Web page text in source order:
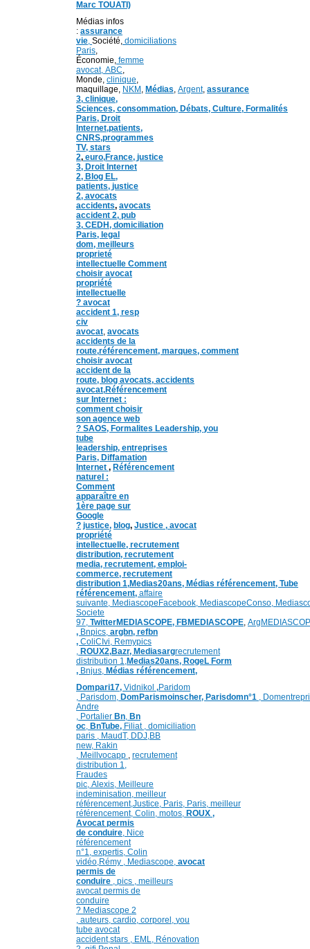
Marc TOUATI)
Médias infos
: assurance
vie Société, domiciliations
Paris
Économie, femme
avocat, ABC
Monde, clinique
maquillage, NKM Médias Argent, assurance
3, clinique,
Sciences, consommation, Débats, Culture, Formalités
Paris, Droit
Internet,patients,
CNRS,programmes
TV, stars
2, euro,France, justice
3, Droit Internet
2, Blog EL,
patients, justice
2, avocats
accidents, avocats
accident 2, pub
3, CEDH, domiciliation
Paris, legal
dom, meilleurs
proprieté
intellectuelle Comment
choisir avocat
propriété
intellectuelle
? avocat
accident 1, resp
civ
avocat avocats
accidents de la
route,référencement, marques, comment
choisir avocat
accident de la
route, blog avocats, accidents
avocat,Référencement
sur Internet :
comment choisir
son agence web
? SAOS, Formalites Leadership, you
tube
leadership, entreprises
Paris, Diffamation
Internet , Référencement
naturel :
Comment
apparaître en
1ère page sur
Google
? justice, blog, Justice , avocat
propriété
intellectuelle, recrutement
distribution, recrutement
media, recrutement, emploi-
commerce, recrutement
distribution 1,Medias20ans, Médias référencement, Tube
référencement, affaire
suivante, MediascopeFacebook, MediascopeConso,
Societe
97, TwitterMEDIASCOPE, FBMEDIASCOPE
, Bnpics, argbn, refbn
, ColiCIvi, Remypics
ROUX2,Bazr, Mediasargrecrutement
distribution 1, Medias20ans, RogeL Form
, Bnjus, Médias référencement,
Dompari17, Vidnikol ,Paridom
Parisdom, DomParismoinscher, Parisdomn°1
Andre
Portalier Bn Bn
oc BnTube, Filiat, domiciliation
paris
MaudT, DDJ, BB
new, Rakin
Meillvocapp
recrutement
distribution 1,
Fraudes
pic, Alexis Meilleure
indeminisation meilleur
référencement,Justice Paris, Paris, meilleur
référencement, Colin motos, ROUX ,
Avocat permis
de conduire Nice
référencement
n°1, expertis, Colin
vidéo, Rémy Mediascope, avocat
permis de
conduire
pics
meilleurs
avocat permis de
conduire
? Mediascope 2
auteurs, cardio, corporel, you
tube avocat
accident,stars EML, Rénovation